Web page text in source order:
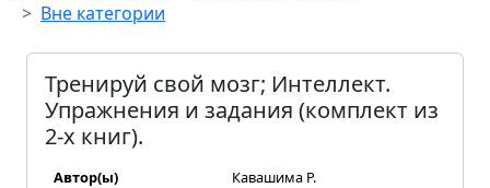
Вне категории
Тренируй свой мозг; Интеллект.
Упражнения и задания (комплект из
2-х книг).
Автор(ы)
Кавашима Р.